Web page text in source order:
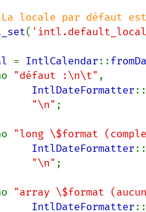
(
= IntlCalendar::
"défaut :\n\t" ,
IntlDateFormatter::
"\n" ;
"long \$format
IntlDateFormatter::
"\n" ;
"array \$format
IntlDateFormatter::